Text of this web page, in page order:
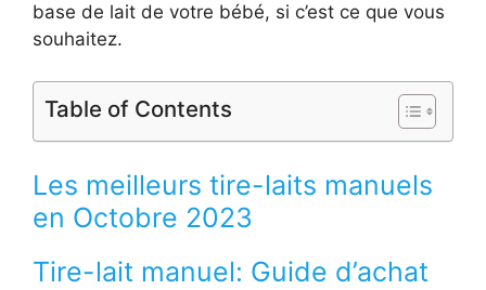
base de lait de votre bébé, si c’est ce que vous
souhaitez.
Table of Contents
Les meilleurs tire-laits manuels
en Octobre 2023
Tire-lait manuel: Guide d’achat